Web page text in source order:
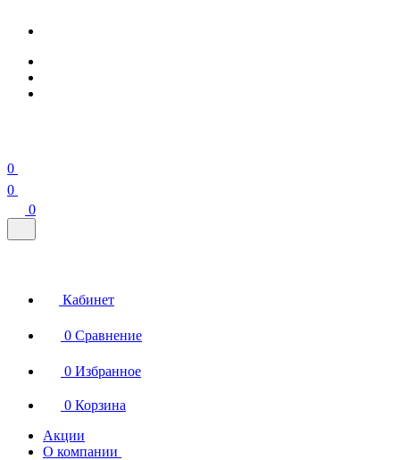
0
0
0
Кабинет
0 Сравнение
0 Избранное
0 Корзина
Акции
О компании